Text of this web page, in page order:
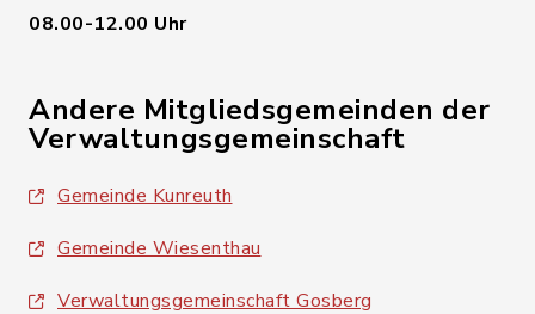
08.00-12.00 Uhr
Andere Mitgliedsgemeinden der
Verwaltungsgemeinschaft
Gemeinde Kunreuth
Gemeinde Wiesenthau
Verwaltungsgemeinschaft Gosberg